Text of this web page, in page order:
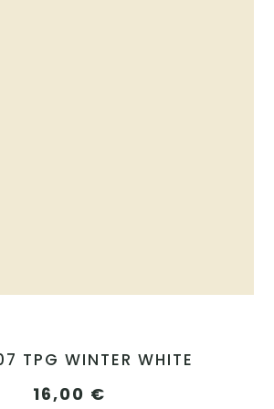
TPG WINTER WHITE
16,00 €